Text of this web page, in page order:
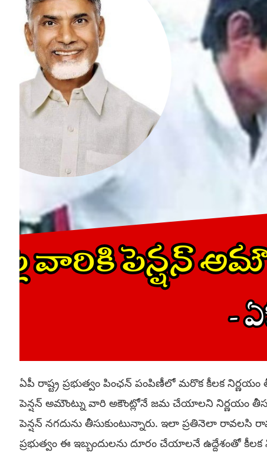
ఏపీ రాష్ట్ర ప్రభుత్వం పింఛన్ పంపిణీలో మరొక కీలక నిర్ణయం
పెన్షన్ అమౌంట్ను వారి అకౌంట్లోనే జమ చేయాలని నిర్ణయం
పెన్షన్ నగదును తీసుకుంటున్నారు. ఇలా ప్రతినెలా రావలసి
ప్రభుత్వం ఈ ఇబ్బందులను దూరం చేయాలనే ఉద్దేశంతో కీలక